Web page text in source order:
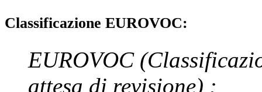
Classificazione EUROVOC:
EUROVOC
attesa di revisione) :